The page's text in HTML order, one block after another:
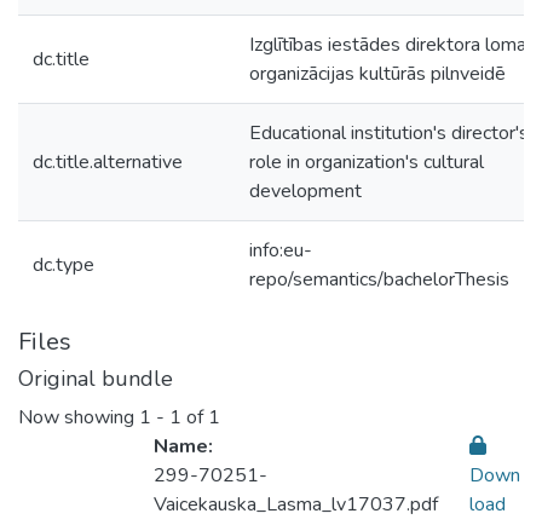
dc.title
Izglītības iestādes direktora loma
organizācijas kultūrās pilnveidē
dc.title.alternative
Educational institution's director's
role in organization's cultural
development
dc.type
info:eu-
repo/semantics/bachelorThesis
Files
Original bundle
Now showing 1 - 1 of 1
Name:
299-70251-
Vaicekauska_Lasma_lv17037.pdf
Down
load